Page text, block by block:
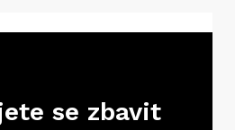
se zbavit